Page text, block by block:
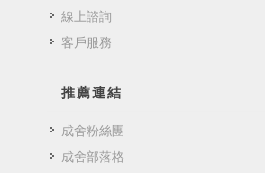
線上諮詢
客戶服務
推薦連結
成舍粉絲團
成舍部落格